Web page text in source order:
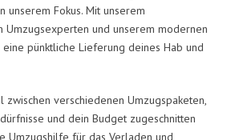
unserem Fokus. Mit unserem
Umzugsexperten und unserem modernen
pünktliche Lieferung deines Hab und
zwischen verschiedenen Umzugspaketen,
und dein Budget zugeschnitten
Umzugshilfe für das Verladen und